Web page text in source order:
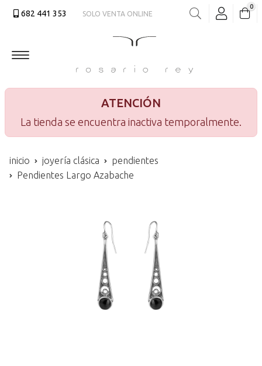
682 441 353
SOLO VENTA ONLINE
Buscar
0
ATENCIÓN
La tienda se encuentra inactiva temporalmente.
inicio joyería clásica
pendientes
Pendientes Largo Azabache